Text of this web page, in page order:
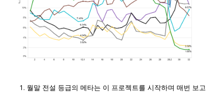
월말 전설 등급의 메타는 이 프로젝트를 시작하며 매번 보고